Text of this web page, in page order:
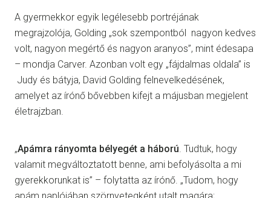
A gyermekkor egyik legélesebb portréjának
megrajzolója, Golding „sok szempontból nagyon kedves
volt, nagyon megértő és nagyon aranyos”, mint édesapa
– mondja Carver. Azonban volt egy „fájdalmas oldala” is
Judy és bátyja, David Golding felnevelkedésének,
amelyet az írónő bővebben kifejt a májusban megjelent
életrajzban.
„Apámra rányomta bélyegét a háború . Tudtuk, hogy
valamit megváltoztatott benne, ami befolyásolta a mi
gyerekkorunkat is” – folytatta az írónő. „Tudom, hogy
apám naplójában szörnyetegként utalt magára;